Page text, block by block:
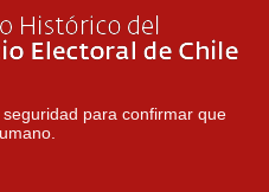
para confirmar que